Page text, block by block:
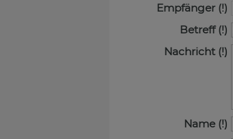
Empfänger
Betreff
Nachricht
Name